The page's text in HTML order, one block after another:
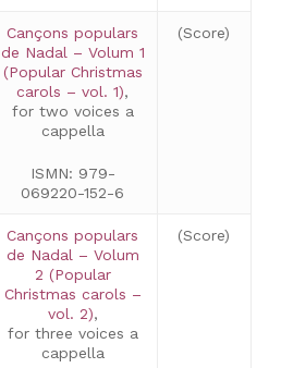
Cançons populars
de Nadal – Volum 1
(Popular Christmas
carols – vol. 1),
for two voices a
cappella
ISMN: 979-
069220-152-6
(Score)
Cançons populars
de Nadal – Volum
2 (Popular
Christmas carols –
vol. 2),
for three voices a
cappella
(Score)